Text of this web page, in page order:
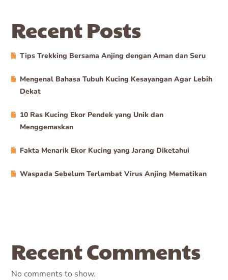
Recent Posts
Tips Trekking Bersama Anjing dengan Aman dan Seru
Mengenal Bahasa Tubuh Kucing Kesayangan Agar Lebih
Dekat
10 Ras Kucing Ekor Pendek yang Unik dan
Menggemaskan
Fakta Menarik Ekor Kucing yang Jarang Diketahui
Waspada Sebelum Terlambat Virus Anjing Mematikan
Recent Comments
No comments to show.